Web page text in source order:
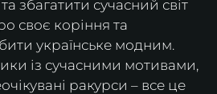
збагатити сучасний світ
своє коріння та
українське модним.
із сучасними мотивами,
ракурси – все це